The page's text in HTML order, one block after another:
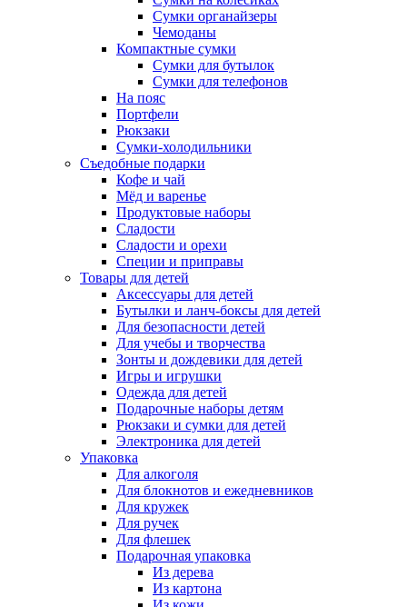
Сумки органайзеры
Чемоданы
Компактные сумки
Сумки для бутылок
Сумки для телефонов
На пояс
Портфели
Рюкзаки
Сумки-холодильники
Съедобные подарки
Кофе и чай
Мёд и варенье
Продуктовые наборы
Сладости
Сладости и орехи
Специи и приправы
Товары для детей
Аксессуары для детей
Бутылки и ланч-боксы для детей
Для безопасности детей
Для учебы и творчества
Зонты и дождевики для детей
Игры и игрушки
Одежда для детей
Подарочные наборы детям
Рюкзаки и сумки для детей
Электроника для детей
Упаковка
Для алкоголя
Для блокнотов и ежедневников
Для кружек
Для ручек
Для флешек
Подарочная упаковка
Из дерева
Из картона